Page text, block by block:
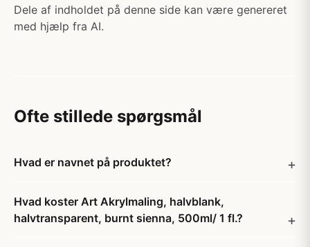
Dele af indholdet på denne side kan være genereret
med hjælp fra AI.
Ofte stillede spørgsmål
Hvad er navnet på produktet?
Hvad koster Art Akrylmaling, halvblank,
halvtransparent, burnt sienna, 500ml/ 1 fl.?